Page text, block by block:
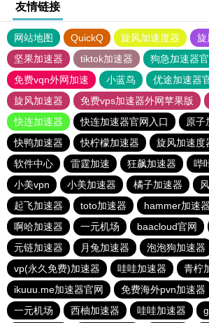
友情链接
网站地图 QuickQ 旋风加速度器
旋
坚果加速器
tiktok加速器
狗急加速器
免费vqn外网加速
小蓝鸟 优途加速器
旋风加速器
免费vps加速器外网苹果版
快连加速器
快连加速器官网入口
原子
快鸭加速器
快柠檬加速器 旋风加速度
软件中心
雷霆加速 狂飙加速器 哔
小美vpn
小美加速器 橘子加速器
起飞加速器
toto加速器 hammer加速器
啊哈加速器
一元机场 baacloud官网
元链加速器
月兔加速器
泡泡狗加速器
vp(永久免费)加速器
哇哇加速器
青柠
ikuuu.me加速器官网
免费海外pvn加速器
一元机场
西柚加速器 哇哇加速器